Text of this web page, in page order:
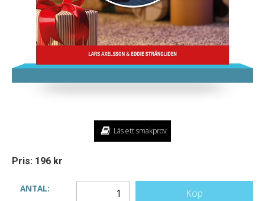
Läs ett smakprov
Pris: 196 kr
ANTAL: Köp